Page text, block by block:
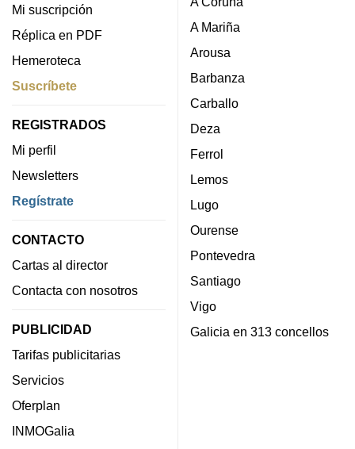
Mi suscripción
Réplica en PDF
Hemeroteca
Suscríbete
REGISTRADOS
Mi perfil
Newsletters
Regístrate
CONTACTO
Cartas al director
Contacta con nosotros
PUBLICIDAD
Tarifas publicitarias
Servicios
Oferplan
INMOGalia
A Mariña
Arousa
Barbanza
Carballo
Deza
Ferrol
Lemos
Lugo
Ourense
Pontevedra
Santiago
Vigo
Galicia en 313 concellos